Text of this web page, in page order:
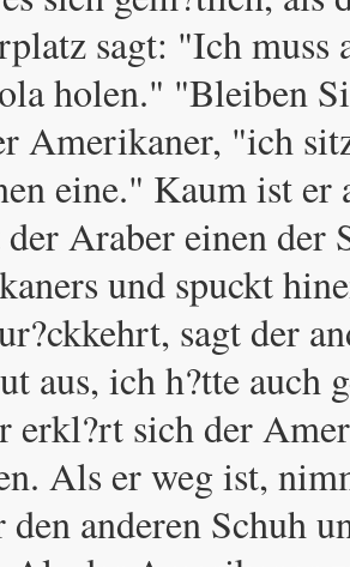
sagt: "Ich muss
holen." "Bleiben
Amerikaner, "ich
eine." Kaum ist er
Araber einen der
und spuckt
sagt der
aus, ich h?tte auch
erkl?rt sich der
Als er weg ist,
anderen Schuh